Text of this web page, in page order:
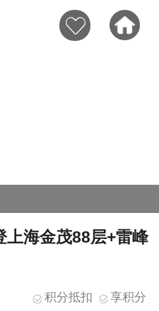
上海金茂88层+雷峰
积分抵扣 享积分